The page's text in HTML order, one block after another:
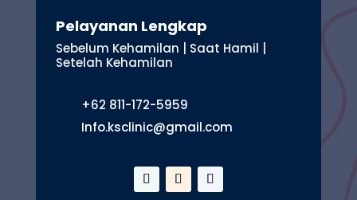
Pelayanan Lengkap
Sebelum Kehamilan | Saat Hamil |
Setelah Kehamilan
+62 811-172-5959
Info.ksclinic@gmail.com